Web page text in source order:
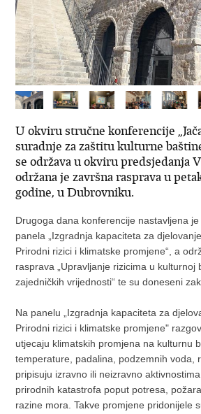
U okviru stručne konferencije
suradnje za zaštitu kulturne
se održava u okviru predsjedanja
održana je završna rasprava u
godine, u Dubrovniku.
Drugoga dana konferencije nastavljena
panela „Izgradnja kapaciteta za
Prirodni rizici i klimatske promjene“, a
rasprava „Upravljanje rizicima u kulturnoj
zajedničkih vrijednosti“ te su doneseni
Na panelu „Izgradnja kapaciteta za
Prirodni rizici i klimatske promjene"
utjecaju klimatskih promjena na kulturnu
temperature, padalina, podzemnih voda,
pripisuju izravno ili neizravno
prirodnih katastrofa poput potresa,
razine mora. Takve promjene pridonijele